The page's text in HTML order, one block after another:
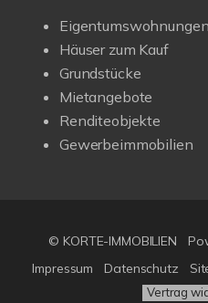
Eigentumswohnungen
Häuser zum Kauf
Grundstücke
Mietangebote
Renditeobjekte
Gewerbeimmobilien
© KORTE-IMMOBILIEN
Impressum
Datenschutz
Vertrag